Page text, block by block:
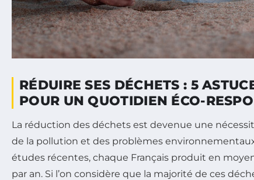
RÉDUIRE SES DÉCHETS : 5
POUR UN QUOTIDIEN ÉCO-
La réduction des déchets est devenue une
de la pollution et des problèmes
études récentes, chaque Français produit en
par an. Si l’on considère que la majorité de ces